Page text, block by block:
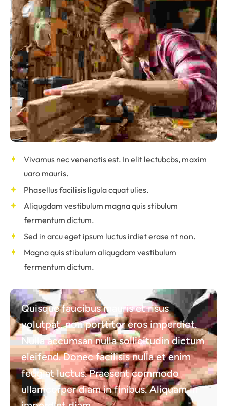
Vivamus nec venenatis est. In elit lectubcbs, maxim
uaro mauris.
Phasellus facilisis ligula cquat ulies.
Aliqugdam vestibulum magna quis stibulum
fermentum dictum.
Sed in arcu eget ipsum luctus irdiet erase nt non.
Magna quis stibulum aliqugdam vestibulum
fermentum dictum.
Quisque faucibus mauris et risus
volutpat, non porttitor eros imperdiet.
Nulla accumsan nulla sollicitudin dictum
eleifend. Donec facilisis nulla et enim
feugiat luctus. Praesent commodo
ullamcorper diam in finibus. Aliquam in